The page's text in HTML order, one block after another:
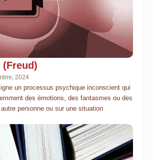
2024
un processus psychique inconscient qui
des émotions, des fantasmes ou des
personne ou sur une situation